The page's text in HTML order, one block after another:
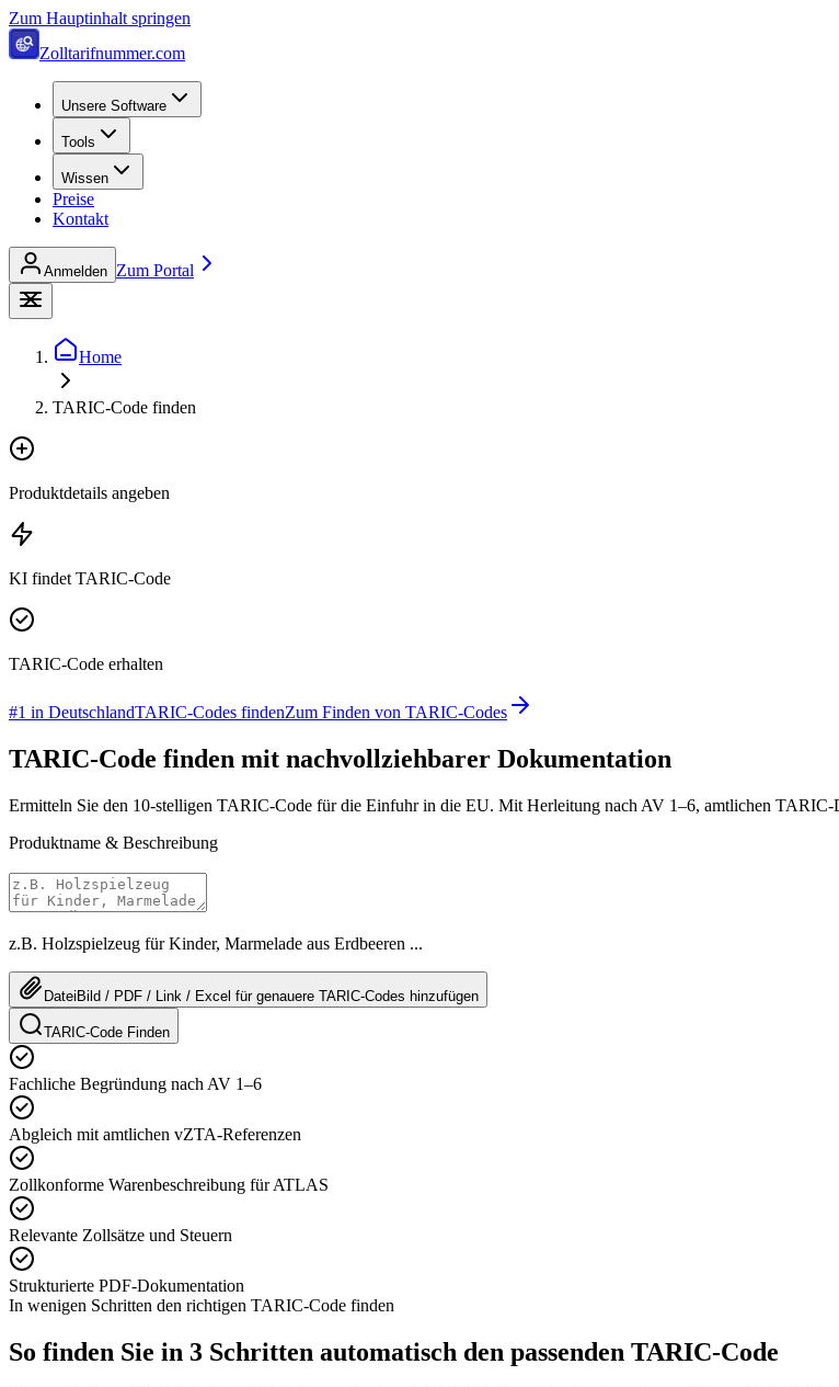
Zum Hauptinhalt springen
Zolltarifnummer.com
Unsere Software
Tools
Wissen
Preise
Kontakt
Anmelden Zum Portal
Home
TARIC-Code finden
Produktdetails angeben
KI findet TARIC-Code
TARIC-Code erhalten
#1 in DeutschlandTARIC-Codes findenZum Finden von TARIC-Codes
TARIC-Code finden mit nachvollziehbarer Dokumentation
Ermitteln Sie den 10-stelligen TARIC-Code für die Einfuhr in die EU. Mit Herleitung nach AV 1–6, amtlichen
Produktname & Beschreibung
z.B. Holzspielzeug für Kinder, Marmelade aus Erdbeeren ...
Datei Bild / PDF / Link / Excel für genauere TARIC-Codes hinzufügen
TARIC-Code Finden
Fachliche Begründung nach AV 1–6
Abgleich mit amtlichen vZTA-Referenzen
Zollkonforme Warenbeschreibung für ATLAS
Relevante Zollsätze und Steuern
Strukturierte PDF-Dokumentation
In wenigen Schritten den richtigen TARIC-Code finden
So finden Sie in 3 Schritten automatisch den passenden TARIC-Code